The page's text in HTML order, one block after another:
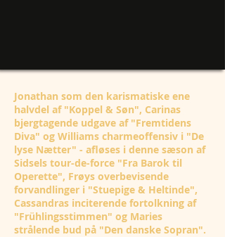
Jonathan som den karismatiske ene
halvdel af "Koppel & Søn", Carinas
bjergtagende udgave af "Fremtidens
Diva" og Williams charmeoffensiv i "De
lyse Nætter" - afløses i denne sæson af
Sidsels tour-de-force "Fra Barok til
Operette", Frøys overbevisende
forvandlinger i "Stuepige & Heltinde",
Cassandras inciterende fortolkning af
"Frühlingsstimmen" og Maries
strålende bud på "Den danske Sopran".